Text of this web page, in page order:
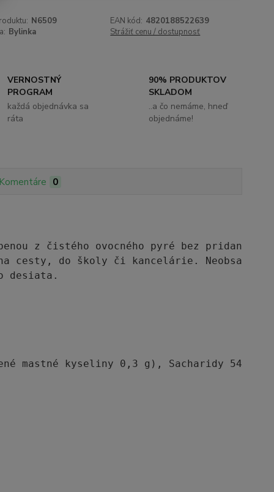
N6509 EAN kód: 4820188522639
Bylinka Strážiť cenu / dostupnosť
VERNOSTNÝ
PROGRAM
každá objednávka sa
ráta
90% PRODUKTOV
SKLADOM
..a čo nemáme, hneď
objednáme!
Komentáre 0
z čistého ovocného pyré bez
cesty, do školy či kancelárie.
desiata.
mastné kyseliny 0,3 g), Sacharidy 54